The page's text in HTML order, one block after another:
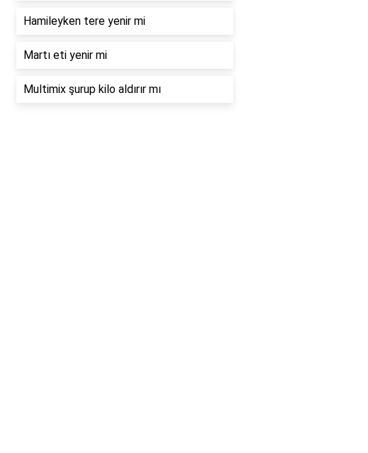
Hamileyken tere yenir mi
Martı eti yenir mi
Multimix şurup kilo aldırır mı